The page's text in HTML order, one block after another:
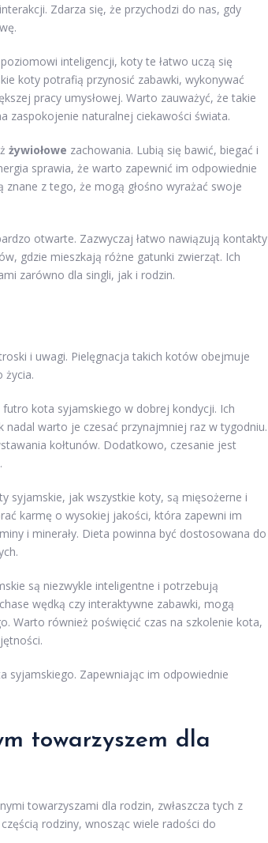
Zdarza się, że przychodzi do nas, gdy
inteligencji, koty te łatwo uczą się
koty potrafią przynosić zabawki, wykonywać
pracy umysłowej. Warto zauważyć, że takie
zaspokojenie naturalnej ciekawości świata.
żywiołowe zachowania. Lubią się bawić, biegać i
sprawia, że warto zapewnić im odpowiednie
z tego, że mogą głośno wyrażać swoje
otwarte. Zazwyczaj łatwo nawiązują kontakty
gdzie mieszkają różne gatunki zwierząt. Ich
zarówno dla singli, jak i rodzin.
i uwagi. Pielęgnacja takich kotów obejmuje
życia.
kota syjamskiego w dobrej kondycji. Ich
warto je czesać przynajmniej raz w tygodniu.
kołtunów. Dodatkowo, czesanie jest
syjamskie, jak wszystkie koty, są mięsożerne i
karmę o wysokiej jakości, która zapewni im
i minerały. Dieta powinna być dostosowana do
są niezwykle inteligentne i potrzebują
wędką czy interaktywne zabawki, mogą
Warto również poświęcić czas na szkolenie kota,
syjamskiego. Zapewniając im odpowiednie
towarzyszem dla
towarzyszami dla rodzin, zwłaszcza tych z
rodziny, wnosząc wiele radości do